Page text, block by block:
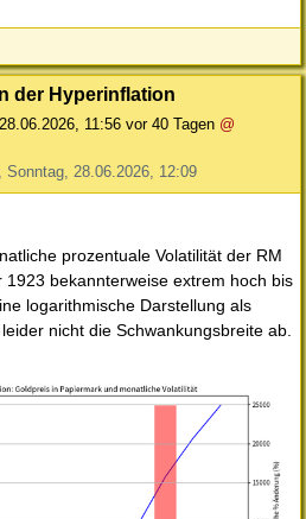
der Hyperinflation
11:56 vor 40 Tagen @
Sonntag, 28.06.2026, 12:09
prozentuale Volatilität der RM
1923 bekannterweise extrem hoch bis
logarithmische Darstellung als
nicht die Schwankungsbreite ab.